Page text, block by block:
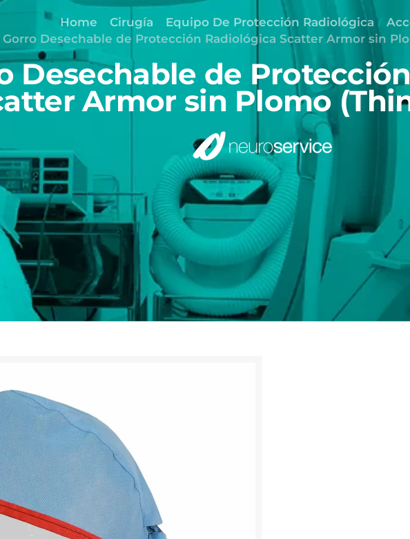
Home Cirugía Equipo De Protección Radiológica
Gorro Desechable de Protección Radiológica Scatter Armor sin
Desechable de
Armor sin Plomo